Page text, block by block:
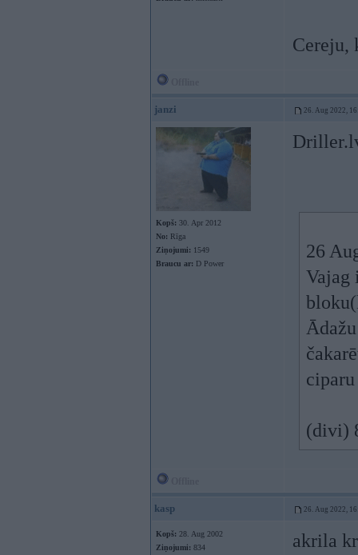
Cereju,
janzi 26. Aug 2022,
Kopš: 30. Apr 2012
No: Rīga
Ziņojumi: 1549
Braucu ar: D Power
26
Vajag
(divi)
kasp 26. Aug 2022,
Kopš: 28. Aug 2002
Ziņojumi: 834
akrila